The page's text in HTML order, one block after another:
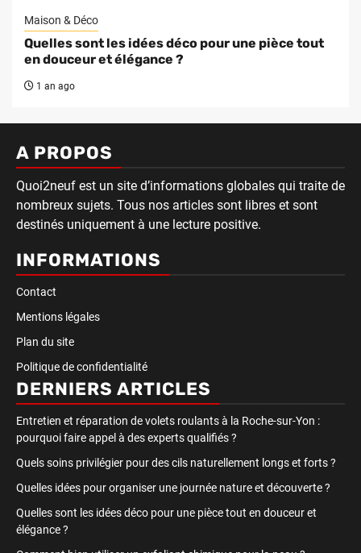
Maison & Déco
Quelles sont les idées déco pour une pièce tout
en douceur et élégance ?
1 an ago
A PROPOS
Quoi2neuf est un site d’informations globales qui traite de
nombreux sujets. Tous nos articles sont libres et sont
destinés uniquement à une lecture positive.
INFORMATIONS
Contact
Mentions légales
Plan du site
Politique de confidentialité
DERNIERS ARTICLES
Entretien et réparation de volets roulants à la Roche-sur-Yon :
pourquoi faire appel à des experts qualifiés ?
Quels soins privilégier pour des cils naturellement longs et forts ?
Quelles idées pour organiser une journée nature et découverte ?
Quelles sont les idées déco pour une pièce tout en douceur et
élégance ?